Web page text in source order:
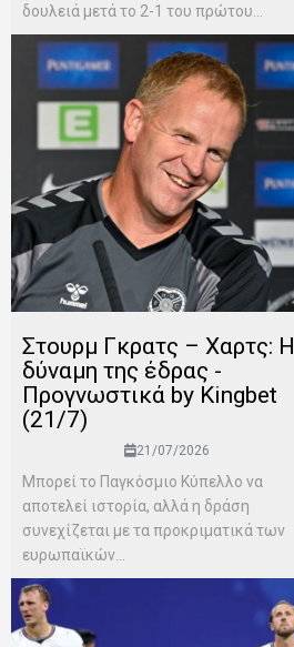
δουλειά μετά το 2-1 του πρώτου...
Στουρμ Γκρατς – Χαρτς: Η
δύναμη της έδρας -
Προγνωστικά by Kingbet
(21/7)
21/07/2026
Μπορεί το Παγκόσμιο Κύπελλο να
αποτελεί ιστορία, αλλά η δράση
συνεχίζεται με τα προκριματικά των
ευρωπαϊκών...